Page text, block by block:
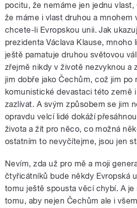
pocitu, že nemáme jen jednu vlast,
že máme i vlast druhou a mnohem
chcete-li Evropskou unii. Jak
prezidenta Václava Klause, mnoho
ještě pamatuje druhou světovou
zřejmě nikdy v životě nezvyknou a
jim dobře jako Čechům, což jim po
komunistické devastaci této země
zazlívat. A svým způsobem se jim
opravdu velcí lidé dokáží
života a žít pro něco, co možná
ostatním to nevyčítejme, jsou jen
Nevím, zda už pro mě a moji
čtyřicátníků bude někdy Evropská
tomu ještě spousta věcí chybí. A je
tomu, aby nejen Čechům ale i